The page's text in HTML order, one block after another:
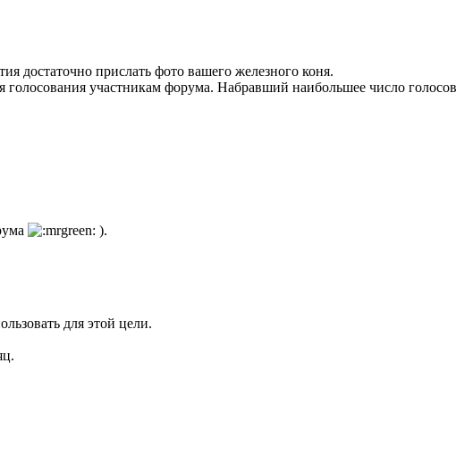
достаточно прислать фото вашего железного коня.
участникам форума. Набравший наибольшее число голосов
).
для этой цели.